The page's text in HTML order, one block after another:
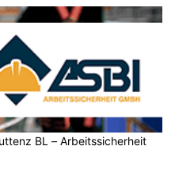
BL – Arbeitssicherheit